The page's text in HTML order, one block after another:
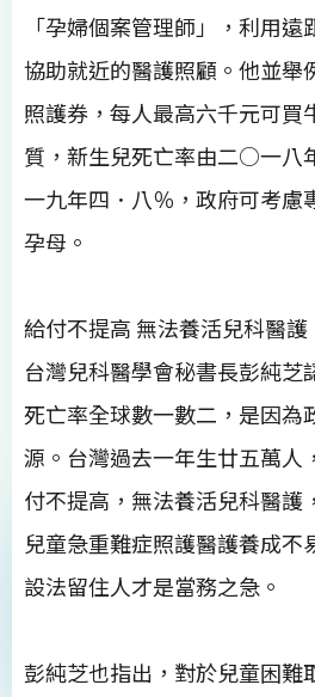
「孕婦個案管理師」，利用
協助就近的醫護照顧。他並舉
照護券，每人最高六千元可買
質，新生兒死亡率由二○一八
一九年四．八％，政府可考慮
孕母。
給付不提高 無法養活兒科醫護
台灣兒科醫學會秘書長彭純芝
死亡率全球數一數二，是因為
源。台灣過去一年生廿五萬人
付不提高，無法養活兒科醫護
兒童急重難症照護醫護養成不
設法留住人才是當務之急。
彭純芝也指出，對於兒童困難